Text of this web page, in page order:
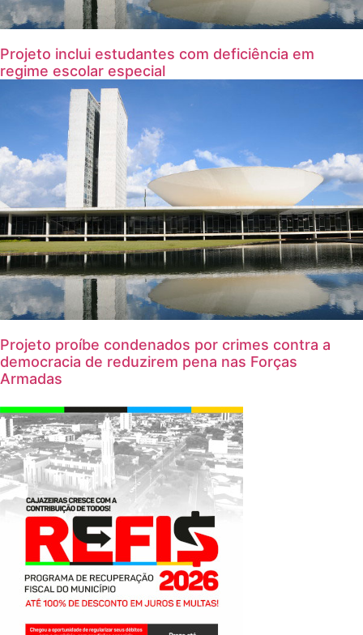
Projeto inclui estudantes com deficiência em
regime escolar especial
Projeto proíbe condenados por crimes contra a
democracia de reduzirem pena nas Forças
Armadas